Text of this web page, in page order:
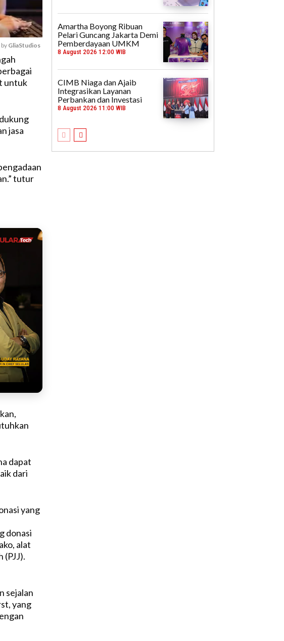
GliaStudios
untuk
jasa
tutur
dapat
dari
yang
donasi
alat
(PJJ).
sejalan
yang
Amartha Boyong Ribuan
Pelari Guncang Jakarta Demi
Pemberdayaan UMKM
8 August 2026 12:00 WIB
CIMB Niaga dan Ajaib
Integrasikan Layanan
Perbankan dan Investasi
8 August 2026 11:00 WIB